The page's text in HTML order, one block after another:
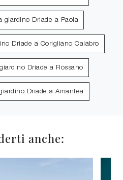
giardino Driade a Paola
Driade a Corigliano Calabro
Driade a Rossano
Driade a Amantea
anche: